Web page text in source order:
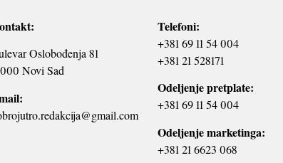
Oslobođenja 81
Novi Sad
Telefoni:
+381 69 11 54 004
+381 21 528171
Odeljenje pretplate:
+381 69 11 54 004
Odeljenje marketinga:
+381 21 6623 068